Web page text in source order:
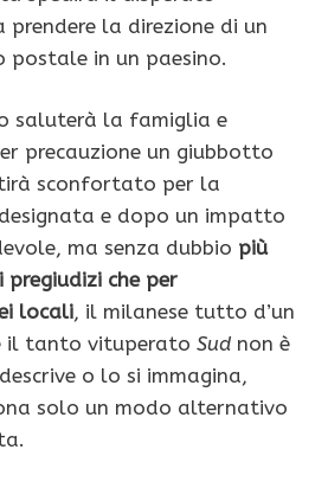
la direzione di un
postale in un paesino.
saluterà la famiglia e
precauzione un giubbotto
sconfortato per la
e dopo un impatto
ma senza dubbio più
pregiudizi che per
locali, il milanese tutto d’un
il tanto vituperato Sud non è
o lo si immagina,
solo un modo alternativo